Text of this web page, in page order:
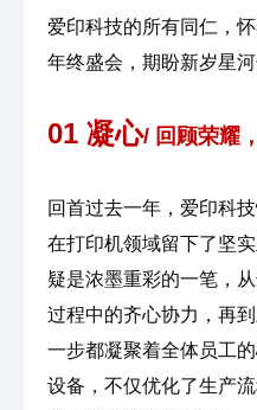
爱印科技的所有同仁，
年终盛会，期盼新岁星河
01 凝心/ 回顾荣耀
回首过去一年，爱印科
在打印机领域留下了坚
疑是浓墨重彩的一笔，
过程中的齐心协力，再
一步都凝聚着全体员工
设备，不仅优化了生产